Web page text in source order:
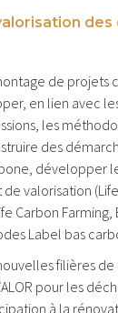
des
de projets
en lien avec
les
des
développer
valorisation
Carbon Farming,
Label bas
filières
pour les
à la